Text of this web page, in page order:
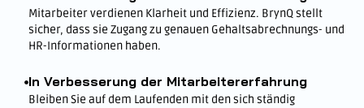
Mitarbeiter verdienen Klarheit und Effizienz. BrynQ stellt
sicher, dass sie Zugang zu genauen Gehaltsabrechnungs- und
HR-Informationen haben.
In Verbesserung der Mitarbeitererfahrung
Bleiben Sie auf dem Laufenden mit den sich ständig